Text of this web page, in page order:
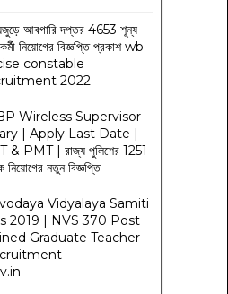
আবগারি দপ্তর 4653 শূন্য
নিয়োগের বিজ্ঞপ্তি প্রকাশ wb
constable
2022
Wireless Supervisor
| Apply Last Date |
& PMT | রাজ্য পুলিশের 1251
নিয়োগের নতুন বিজ্ঞপ্তি
Vidyalaya Samiti
2019 | NVS 370 Post
Graduate Teacher